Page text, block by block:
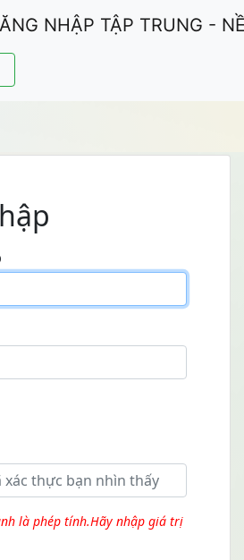
NHẬP TẬP TRUNG -
là phép tính.Hãy nhập giá trị